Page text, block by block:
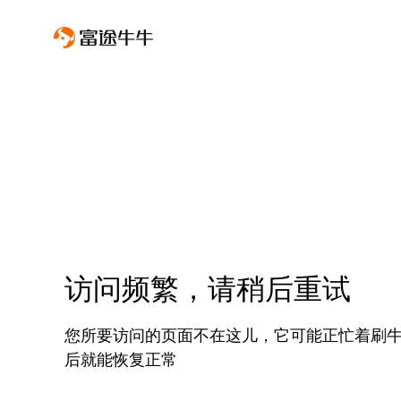
访问频繁，请稍后重试
您所要访问的页面不在这儿，它可能正忙着刷
后就能恢复正常